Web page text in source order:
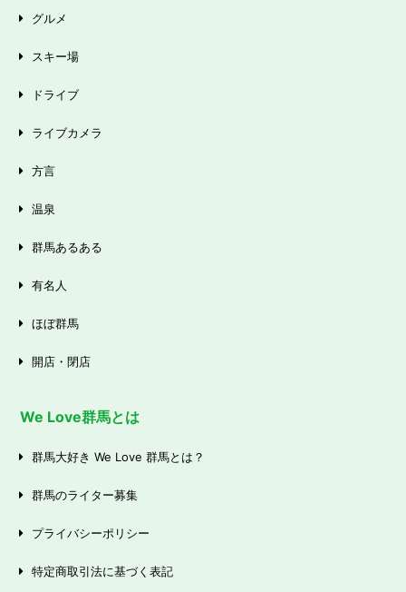
グルメ
スキー場
ドライブ
ライブカメラ
方言
温泉
群馬あるある
有名人
ほぼ群馬
開店・閉店
We Love群馬とは
群馬大好き We Love 群馬とは？
群馬のライター募集
プライバシーポリシー
特定商取引法に基づく表記